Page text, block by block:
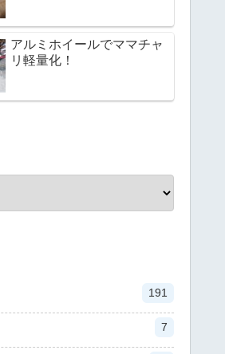
アルミホイールでママチャ
リ軽量化！
191
7